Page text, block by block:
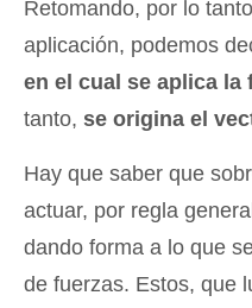
Retomando, por lo
aplicación, podemos
en el cual se aplica la
tanto, se origina el
Hay que saber que
actuar, por regla
dando forma a lo que
de fuerzas. Estos, que